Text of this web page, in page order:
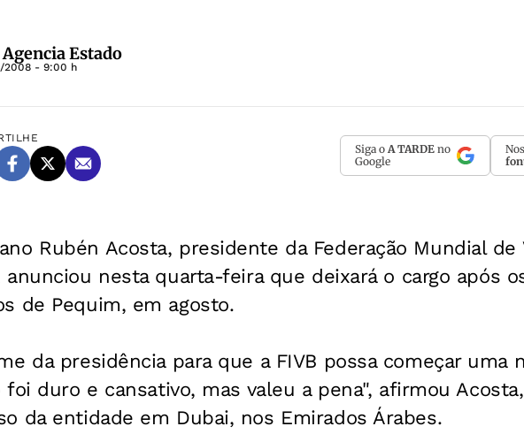
Agencia Estado
2008 - 9:00 h
Siga o A TARDE no
Google
Rubén Acosta, presidente da Federação Mundial de
anunciou nesta quarta-feira que deixará o cargo após
de Pequim, em agosto.
da presidência para que a FIVB possa começar uma
duro e cansativo, mas valeu a pena", afirmou
da entidade em Dubai, nos Emirados Árabes.